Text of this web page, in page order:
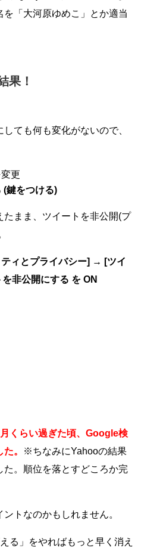
「大河原ゆめこ」とか適当
果！
ても何も変化がないので、
更
(鍵をつける)
まま、ツイートを非公開(プ
ィとプライバシー] → [ツイ
非公開にする を ON
くらい過ぎた頃、Google検
。
※ちなみにYahooの結果
。順位を落とすどころか完
ントなのかもしれません。
る」をやればもっと早く消え